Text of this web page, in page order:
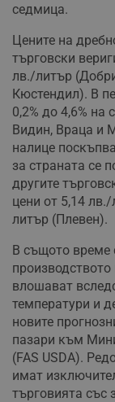
седмица.
Цените на
търговски
лв./литър
Кюстендил). В
0,2% до 4,6% на
Видин, Враца и
налице
за страната се
другите
цени от 5,14
литър (Плевен).
В същото време
влошават
температури и
новите
пазари към
(FAS USDA).
имат
търговията със